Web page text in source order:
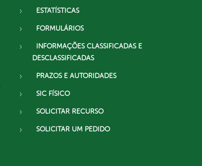
ESTATÍSTICAS
FORMULÁRIOS
INFORMAÇÕES CLASSIFICADAS E
DESCLASSIFICADAS
PRAZOS E AUTORIDADES
SIC FÍSICO
SOLICITAR RECURSO
SOLICITAR UM PEDIDO